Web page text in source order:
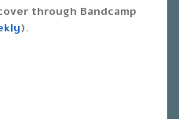
through Bandcamp
).